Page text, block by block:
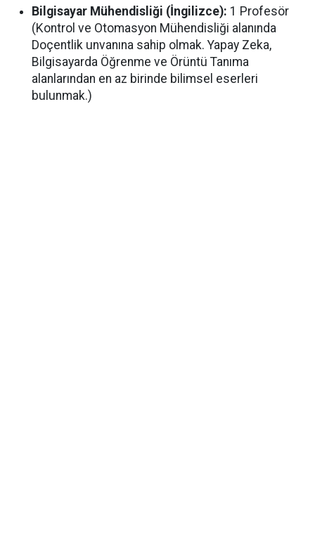
Bilgisayar Mühendisliği (İngilizce): 1 Profesör
(Kontrol ve Otomasyon Mühendisliği alanında
Doçentlik unvanına sahip olmak. Yapay Zeka,
Bilgisayarda Öğrenme ve Örüntü Tanıma
alanlarından en az birinde bilimsel eserleri
bulunmak.)